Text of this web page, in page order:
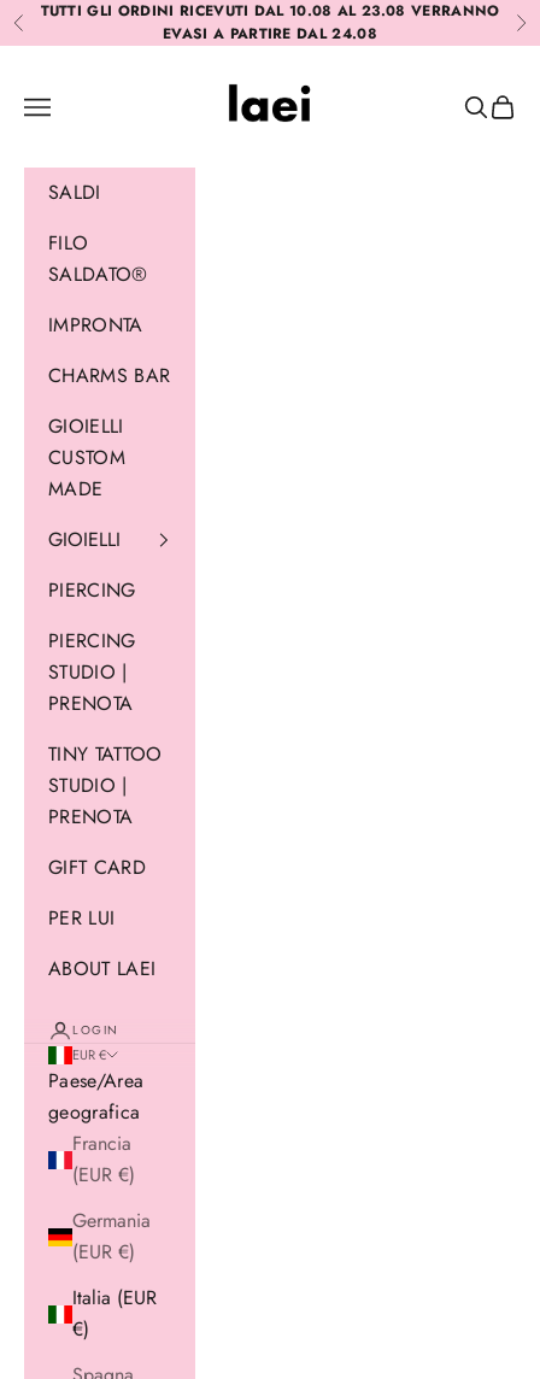
Vai al contenuto
Precedente
TUTTI GLI ORDINI RICEVUTI DAL 10.08 AL 23.08 VERRANNO
EVASI A PARTIRE DAL 24.08
Laei
Menù
Cerca
SALDI
FILO
SALDATO®
IMPRONTA
CHARMS BAR
GIOIELLI
CUSTOM
MADE
GIOIELLI
PIERCING
PIERCING
STUDIO |
PRENOTA
TINY TATTOO
STUDIO |
PRENOTA
GIFT CARD
PER LUI
ABOUT LAEI
LOGIN
EUR €
Paese/Area
geografica
Francia
(EUR €)
Germania
(EUR €)
Italia (EUR
€)